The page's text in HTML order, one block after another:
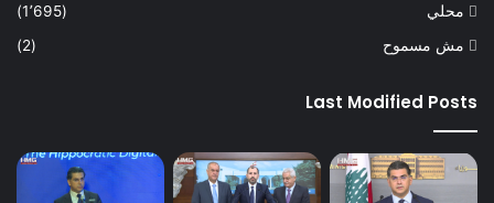
محلي
(1٬695)
مش مسموح
(2)
Last Modified Posts